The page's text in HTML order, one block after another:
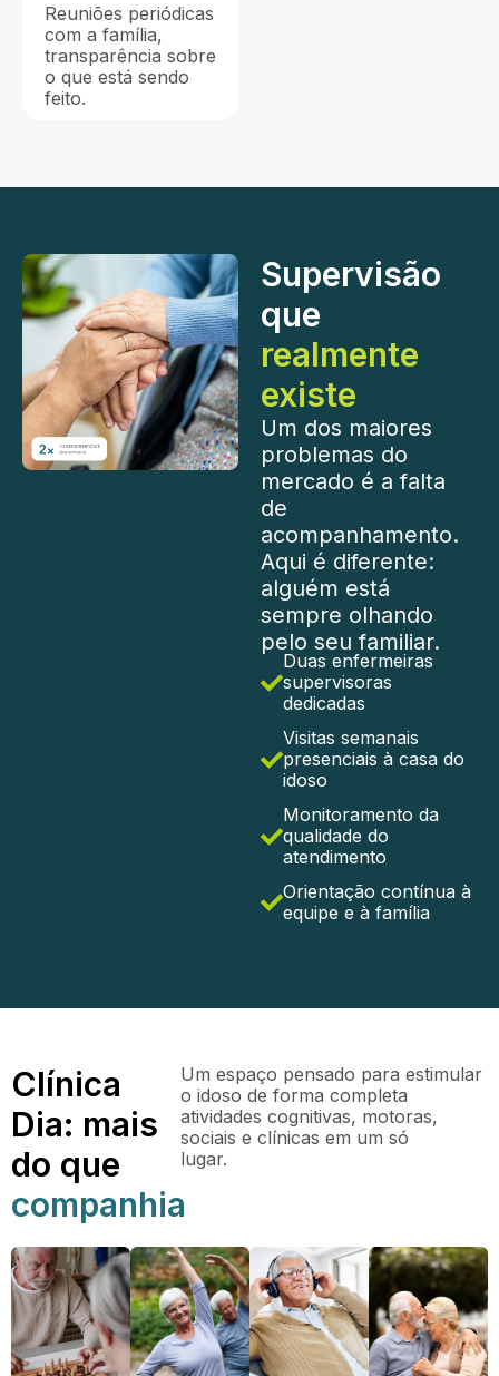
Reuniões periódicas
com a família,
transparência sobre
o que está sendo
feito.
Supervisão
que
realmente
existe
Um dos maiores
problemas do
mercado é a falta
de
acompanhamento.
Aqui é diferente:
alguém está
sempre olhando
pelo seu familiar.
Duas enfermeiras
supervisoras
dedicadas
Visitas semanais
presenciais à casa do
idoso
Monitoramento da
qualidade do
atendimento
Orientação contínua à
equipe e à família
Clínica
Dia: mais
do que
companhia
Um espaço pensado para estimular
o idoso de forma completa
atividades cognitivas, motoras,
sociais e clínicas em um só
lugar.